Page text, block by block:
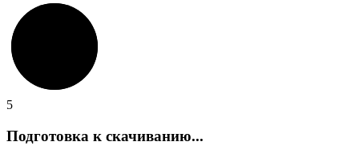
5
Подготовка к скачиванию...